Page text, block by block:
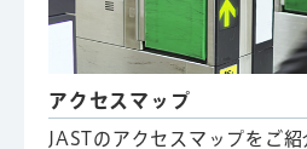
アクセスマップ
JASTのアクセスマップをご紹